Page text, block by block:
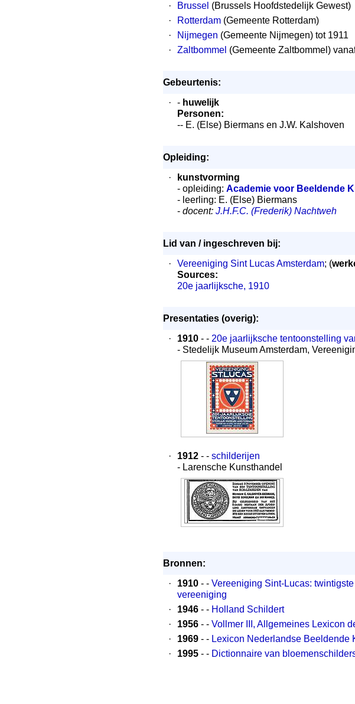
·
Brussel (Brussels Hoofdstedelijk Gewest)
·
Rotterdam (Gemeente Rotterdam)
·
Nijmegen (Gemeente Nijmegen) tot 1911
·
Zaltbommel (Gemeente Zaltbommel)
Gebeurtenis:
·
- huwelijk
Personen:
-- E. (Else) Biermans en J.W. Kalshoven
Opleiding:
·
kunstvorming
- opleiding: Academie voor Beeldende
- leerling: E. (Else) Biermans
- docent: J.H.F.C. (Frederik) Nachtweh
Lid van / ingeschreven bij:
·
Vereeniging Sint Lucas Amsterdam; (
Sources:
20e jaarlijksche, 1910
Presentaties (overig):
·
1910 - - 20e jaarlijksche tentoonstelling
- Stedelijk Museum Amsterdam,
· 1912 - - schilderijen
- Larensche Kunsthandel
Bronnen:
·
1910 - - Vereeniging Sint-Lucas:
vereeniging
·
1946 - - Holland Schildert
·
1956 - - Vollmer III, Allgemeines Lexicon
·
1969 - - Lexicon Nederlandse Beeldende
·
1995 - - Dictionnaire van